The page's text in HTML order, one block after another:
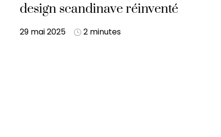
design scandinave réinventé
29 mai 2025 2 minutes